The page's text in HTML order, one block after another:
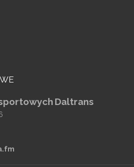
Daltrans